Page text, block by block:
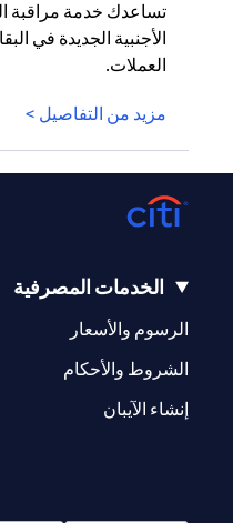
تساعدك خدمة مراقبة
الأجنبية الجديدة في
العملات.
مزيد من التفاصيل >
الخدمات المصرفية
الرسوم والأسعار
الشروط والأحكام
إنشاء الآيبان